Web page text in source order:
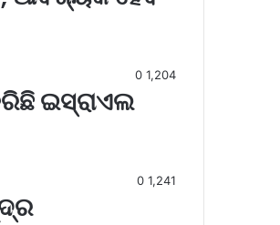
0 1,204
ଇସ୍ରାଏଲ
0 1,241